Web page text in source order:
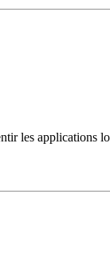
les applications